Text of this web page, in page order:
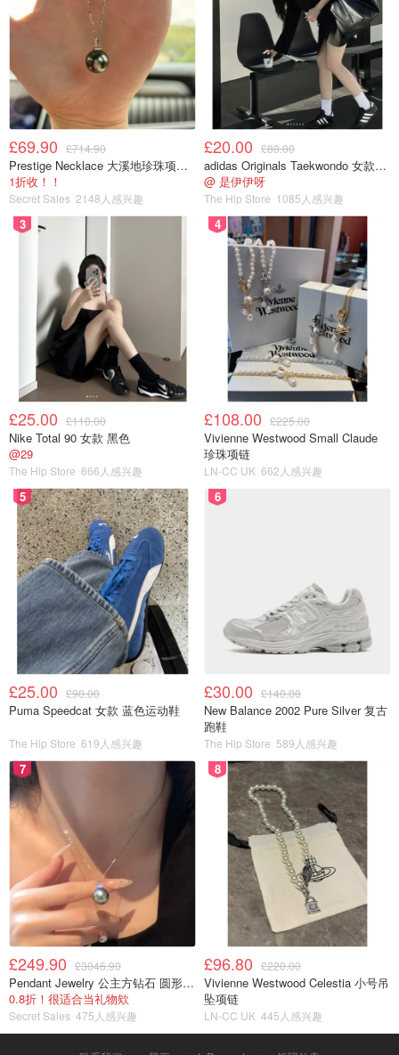
£69.90 £714.90
Prestige Necklace 大溪地珍珠项链 10-11mm
1折收！！
Secret Sales 2148人感兴趣
£20.00 £80.00
adidas Originals Taekwondo 女款黑色运动鞋
@ 是伊伊呀
The Hip Store 1085人感兴趣
3
£25.00 £110.00
Nike Total 90 女款 黑色
@29
The Hip Store 666人感兴趣
4
£108.00 £225.00
Vivienne Westwood Small Claude
珍珠项链
LN-CC UK 662人感兴趣
5
£25.00 £90.00
Puma Speedcat 女款 蓝色运动鞋
The Hip Store 619人感兴趣
6
£30.00 £140.00
New Balance 2002 Pure Silver 复古
跑鞋
The Hip Store 589人感兴趣
7
£249.90 £3046.90
Pendant Jewelry 公主方钻石 圆形大溪地珍珠吊坠 11-12mm
0.8折！很适合当礼物欸
Secret Sales 475人感兴趣
8
£96.80 £220.00
Vivienne Westwood Celestia 小号吊
坠项链
LN-CC UK 445人感兴趣